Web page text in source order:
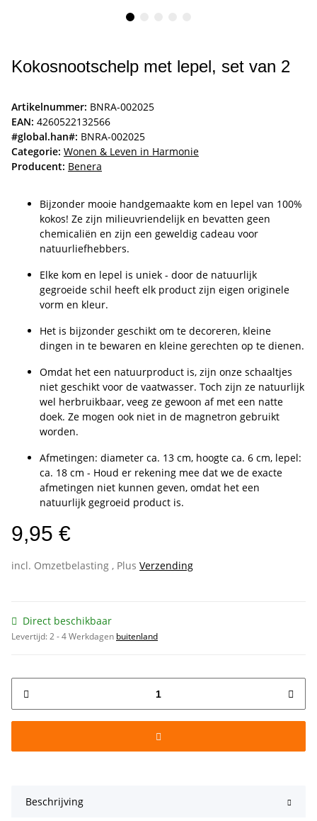
Kokosnootschelp met lepel, set van 2
Artikelnummer: BNRA-002025
EAN: 4260522132566
#global.han#: BNRA-002025
Categorie: Wonen & Leven in Harmonie
Producent: Benera
Bijzonder mooie handgemaakte kom en lepel van 100%
kokos! Ze zijn milieuvriendelijk en bevatten geen
chemicaliën en zijn een geweldig cadeau voor
natuurliefhebbers.
Elke kom en lepel is uniek - door de natuurlijk
gegroeide schil heeft elk product zijn eigen originele
vorm en kleur.
Het is bijzonder geschikt om te decoreren, kleine
dingen in te bewaren en kleine gerechten op te dienen.
Omdat het een natuurproduct is, zijn onze schaaltjes
niet geschikt voor de vaatwasser. Toch zijn ze natuurlijk
wel herbruikbaar, veeg ze gewoon af met een natte
doek. Ze mogen ook niet in de magnetron gebruikt
worden.
Afmetingen: diameter ca. 13 cm, hoogte ca. 6 cm, lepel:
ca. 18 cm - Houd er rekening mee dat we de exacte
afmetingen niet kunnen geven, omdat het een
natuurlijk gegroeid product is.
9,95 €
incl. Omzetbelasting , Plus Verzending
Direct beschikbaar
Levertijd:2 - 4 Werkdagen buitenland
Beschrijving